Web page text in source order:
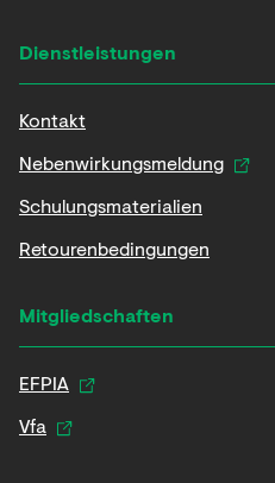
Dienstleistungen
Kontakt
Nebenwirkungsmeldung
Schulungsmaterialien
Retourenbedingungen
Mitgliedschaften
EFPIA
Vfa